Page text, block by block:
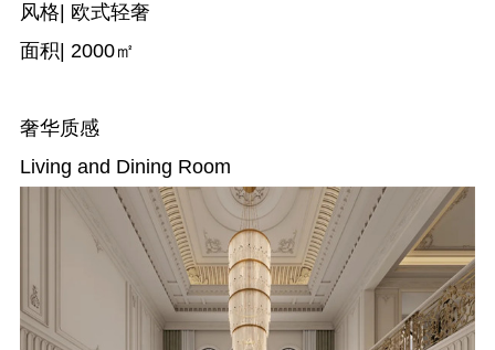
风格| 欧式轻奢
面积| 2000㎡
奢华质感
Living and Dining Room